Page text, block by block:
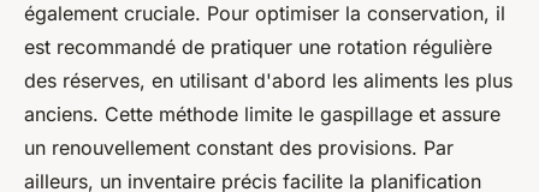
également cruciale. Pour optimiser la conservation, il
est recommandé de pratiquer une rotation régulière
des réserves, en utilisant d'abord les aliments les plus
anciens. Cette méthode limite le gaspillage et assure
un renouvellement constant des provisions. Par
ailleurs, un inventaire précis facilite la planification